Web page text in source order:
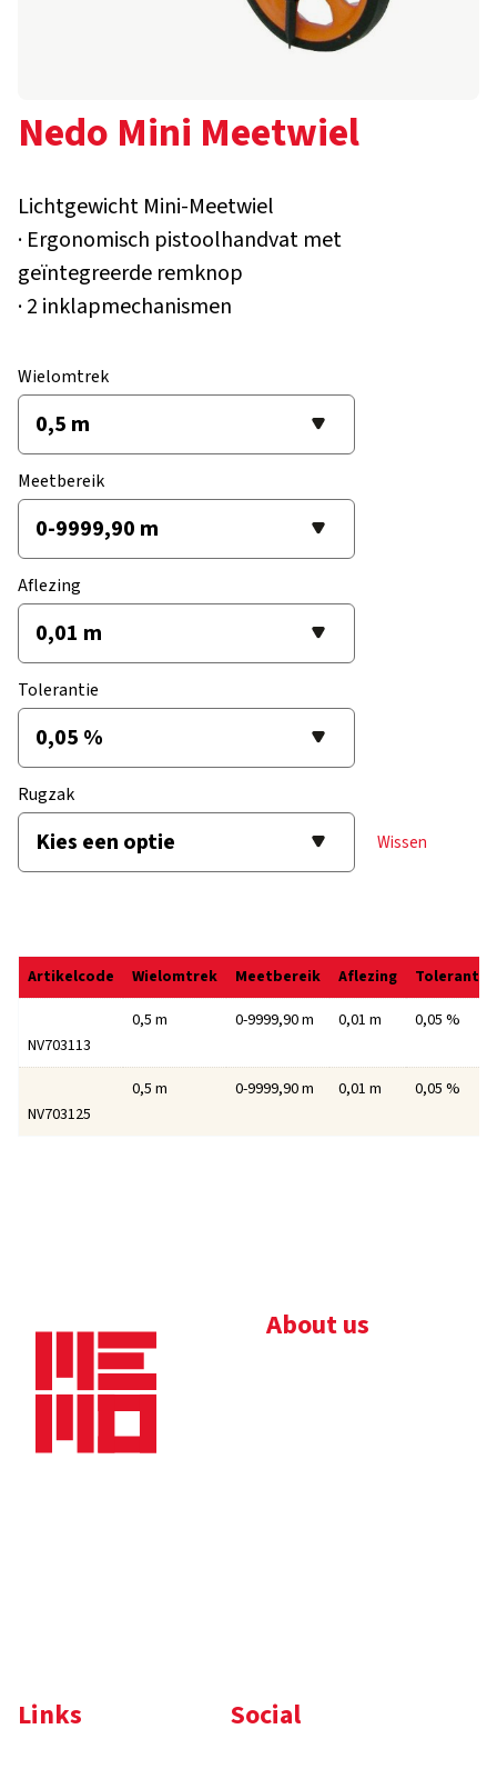
Nedo Mini Meetwiel
Lichtgewicht Mini-Meetwiel
· Ergonomisch pistoolhandvat met
geïntegreerde remknop
· 2 inklapmechanismen
Wielomtrek
Meetbereik
Aflezing
Tolerantie
Rugzak
Wissen
Artikelcode Wielomtrek Meetbereik Aflezing Tolerantie
NV703113
0,5 m 0-9999,90 m 0,01 m 0,05 %
NV703125
0,5 m 0-9999,90 m 0,01 m 0,05 %
About us
Links Social